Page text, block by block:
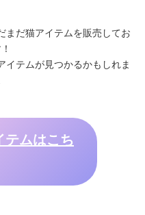
まだ猫アイテムを販売してお
イテムが見つかるかもしれま
テムはこち